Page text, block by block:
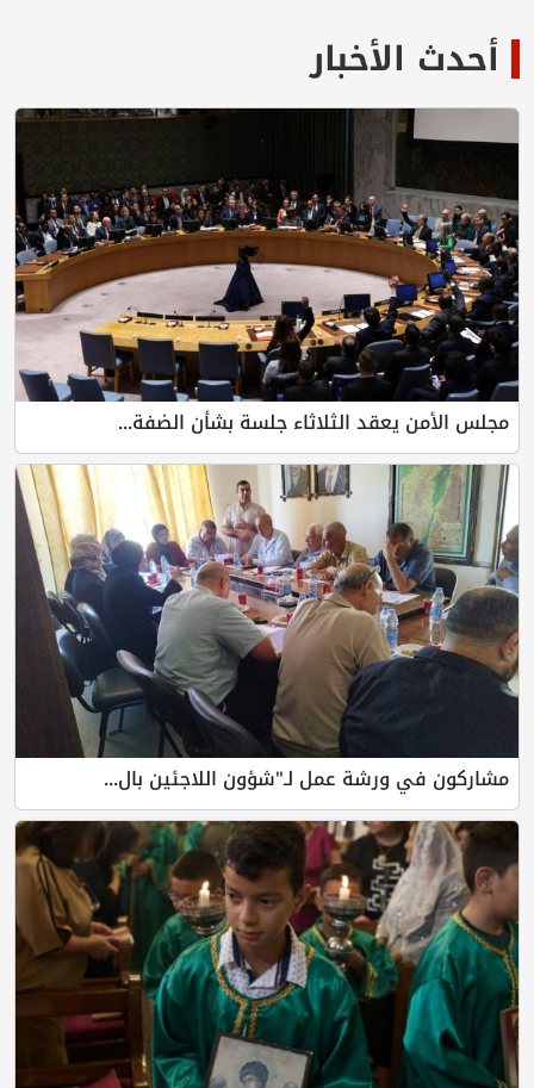
أحدث الأخبار
مجلس الأمن يعقد الثلاثاء جلسة بشأن الضفة...
مشاركون في ورشة عمل لـ"شؤون اللاجئين بال...